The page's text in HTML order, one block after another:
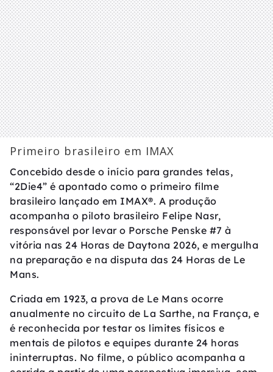
Primeiro brasileiro em IMAX
Concebido desde o início para grandes telas,
“2Die4” é apontado como o primeiro filme
brasileiro lançado em IMAX®. A produção
acompanha o piloto brasileiro Felipe Nasr,
responsável por levar o Porsche Penske #7 à
vitória nas 24 Horas de Daytona 2026, e mergulha
na preparação e na disputa das 24 Horas de Le
Mans.
Criada em 1923, a prova de Le Mans ocorre
anualmente no circuito de La Sarthe, na França, e
é reconhecida por testar os limites físicos e
mentais de pilotos e equipes durante 24 horas
ininterruptas. No filme, o público acompanha a